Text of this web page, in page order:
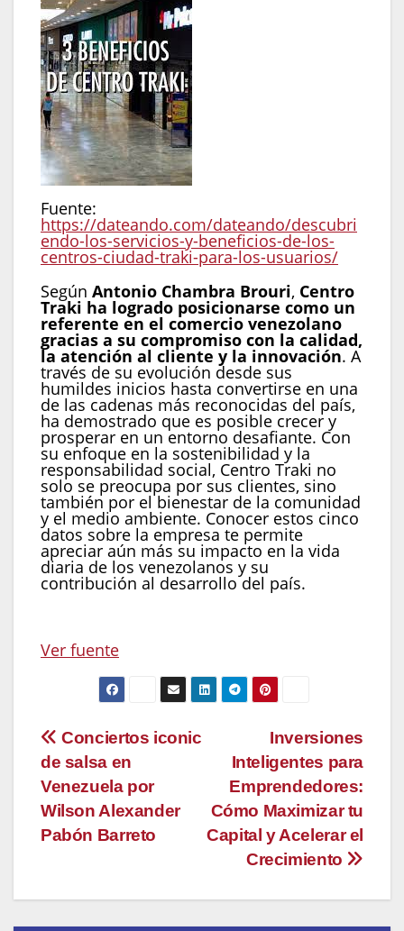
Fuente:
https://dateando.com/dateando/descubri
endo-los-servicios-y-beneficios-de-los-
centros-ciudad-traki-para-los-usuarios/
Según Antonio Chambra Brouri, Centro
Traki ha logrado posicionarse como un
referente en el comercio venezolano
gracias a su compromiso con la calidad,
la atención al cliente y la innovación. A
través de su evolución desde sus
humildes inicios hasta convertirse en una
de las cadenas más reconocidas del país,
ha demostrado que es posible crecer y
prosperar en un entorno desafiante. Con
su enfoque en la sostenibilidad y la
responsabilidad social, Centro Traki no
solo se preocupa por sus clientes, sino
también por el bienestar de la comunidad
y el medio ambiente. Conocer estos cinco
datos sobre la empresa te permite
apreciar aún más su impacto en la vida
diaria de los venezolanos y su
contribución al desarrollo del país.
Ver fuente
Navegación
de
entradas
Inversiones
Inteligentes para
Emprendedores:
Cómo Maximizar tu
Capital y Acelerar el
Crecimiento
Conciertos iconic
de salsa en
Venezuela por
Wilson Alexander
Pabón Barreto